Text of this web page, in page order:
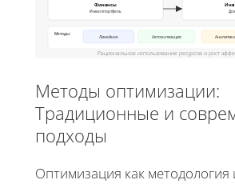
Финансы
Инвестпортфель
Методы:
Линейное Автоматизация Аналитика
Рациональное использование ресурсов и рост
Методы оптимизации:
Традиционные и
подходы
Оптимизация как методология